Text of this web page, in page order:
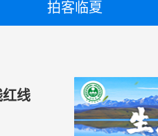
拍客临夏
线